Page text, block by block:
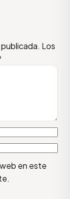
Los
en este